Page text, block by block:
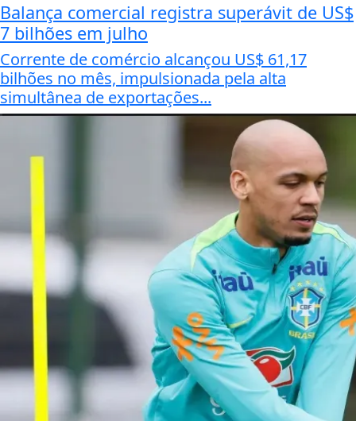
Balança comercial registra superávit de US$
7 bilhões em julho
Corrente de comércio alcançou US$ 61,17
bilhões no mês, impulsionada pela alta
simultânea de exportações...